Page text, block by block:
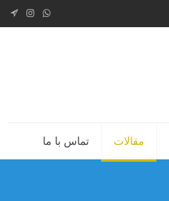
مقالات تماس با ما